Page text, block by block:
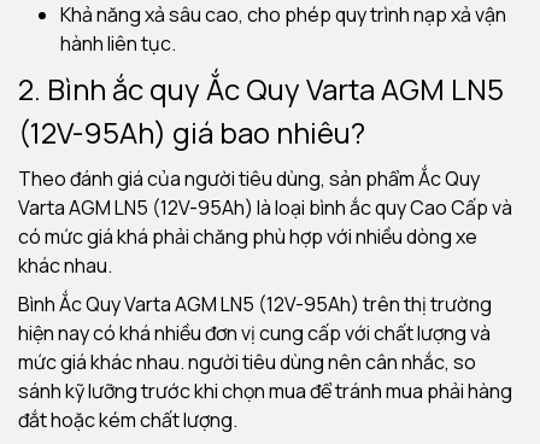
Khả năng xả sâu cao, cho phép quy trình nạp xả vận
hành liên tục.
2. Bình ắc quyẮc Quy Varta AGM LN5
(12V-95Ah) giá bao nhiêu?
Theo đánh giá của người tiêu dùng, sản phẩm Ắc Quy
Varta AGM LN5 (12V-95Ah) là loại bình ắc quy Cao Cấp và
có mức giá khá phải chăng phù hợp với nhiều dòng xe
khác nhau.
Bình Ắc Quy Varta AGM LN5 (12V-95Ah) trên thị trường
hiện nay có khá nhiều đơn vị cung cấp với chất lượng và
mức giá khác nhau. người tiêu dùng nên cân nhắc, so
sánh kỹ lưỡng trước khi chọn mua để tránh mua phải hàng
đắt hoặc kém chất lượng.